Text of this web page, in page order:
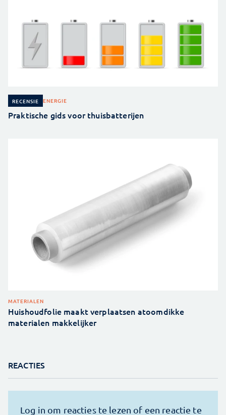
RECENSIE ENERGIE
Praktische gids voor thuisbatterijen
MATERIALEN
Huishoudfolie maakt verplaatsen atoomdikke
materialen makkelijker
REACTIES